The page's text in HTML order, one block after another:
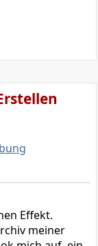
Effekt.
meiner